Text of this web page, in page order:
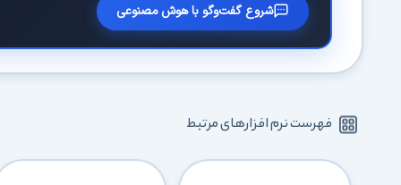
شروع گفت‌وگو با هوش مصنوعی
فهرست نرم افزارهای مرتبط